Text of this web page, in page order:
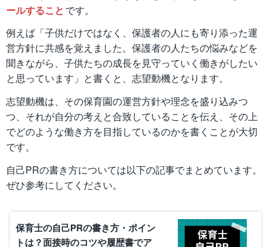
ールすること です。
例えば「子供だけではなく、保護者の人にも寄り添った運
営方針に共感を覚えました。保護者の人たちの悩みなどを
聞きながら、子供たちの成長を見守っていく働きがしたい
と思っています」と書くと、志望動機となります。
志望動機は、その保育園の運営方針や理念を盛り込みつ
つ、それが自分の考えと合致していることを伝え、その上
でどのような働き方を目指しているのかを書くことが大切
です。
自己PRの書き方については以下の記事でまとめています。
ぜひ参考にしてください。
保育士の自己PRの書き方・ポイン
トは？面接時のコツや履歴書でア